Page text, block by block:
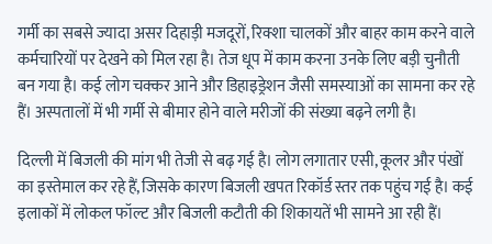
गर्मी का सबसे ज्यादा असर दिहाड़ी मजदूरों, रिक्शा चालकों और बाहर काम करने वाले
कर्मचारियों पर देखने को मिल रहा है। तेज धूप में काम करना उनके लिए बड़ी चुनौती
बन गया है। कई लोग चक्कर आने और डिहाइड्रेशन जैसी समस्याओं का सामना कर रहे
हैं। अस्पतालों में भी गर्मी से बीमार होने वाले मरीजों की संख्या बढ़ने लगी है।
दिल्ली में बिजली की मांग भी तेजी से बढ़ गई है। लोग लगातार एसी, कूलर और पंखों
का इस्तेमाल कर रहे हैं, जिसके कारण बिजली खपत रिकॉर्ड स्तर तक पहुंच गई है। कई
इलाकों में लोकल फॉल्ट और बिजली कटौती की शिकायतें भी सामने आ रही हैं।